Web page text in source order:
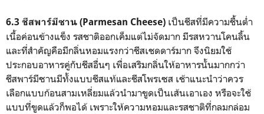
6.3 ชีสพาร์มีซาน (Parmesan Cheese) เป็นชีสที่มีความชื้นต่ำ
เนื้อค่อนข้างแข็ง รสชาติออกเค็มแต่ไม่จัดมาก มีรสหวานโคนลิ้น
และที่สำคัญคือมีกลิ่นหอมแรงกว่าชีสเชดดาร์มาก จึงนิยมใช้
ประกอบอาหารคู่กับชีสอื่นๆ เพื่อเสริมกลิ่นให้อาหารนั้นมากกว่า
ชีสพาร์มีซานมีทั้งแบบชีสแท้และชีสโพรเซส เช้าแนะนำว่าควร
เลือกแบบก้อนสามเหลี่ยมแล้วนำมาขูดเป็นเส้นเอาเอง หรือจะใช้
แบบที่ขูดแล้วก็พอได้ เพราะให้ความหอมและรสชาติที่กลมกล่อม